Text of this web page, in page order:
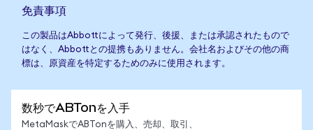
免責事項
この製品はAbbottによって発行、後援、または承認されたもので
はなく、Abbottとの提携もありません。会社名およびその他の商
標は、原資産を特定するためのみに使用されます。
数秒でABTonを入手
MetaMaskでABTonを購入、売却、取引、